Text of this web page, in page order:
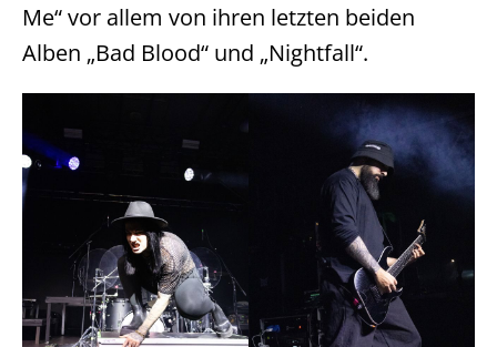
Me“ vor allem von ihren letzten beiden
Alben „Bad Blood“ und „Nightfall“.